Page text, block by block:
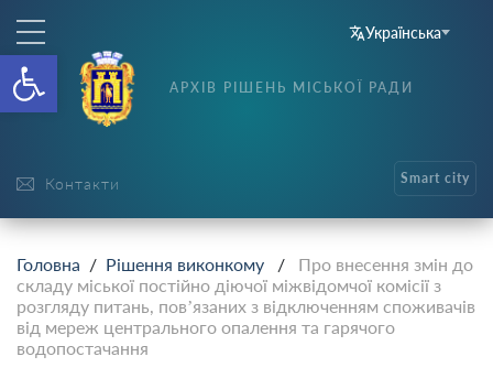
Відкрити Панель
Українська
Контакти
АРХІВ РІШЕНЬ МІСЬКОЇ РАДИ
Smart city
Головна / Рішення виконкому / Про внесення змін до
складу міської постійно діючої міжвідомчої комісії з
розгляду питань, пов’язаних з відключенням споживачів
від мереж центрального опалення та гарячого
водопостачання